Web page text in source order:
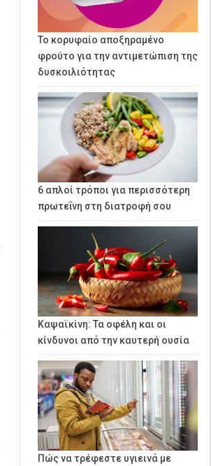
Το κορυφαίο αποξηραμένο
φρούτο για την αντιμετώπιση της
δυσκοιλιότητας
6 απλοί τρόποι για περισσότερη
πρωτεΐνη στη διατροφή σου
Καψαϊκίνη: Τα οφέλη και οι
κίνδυνοι από την καυτερή ουσία
Πώς να τρέφεστε υγιεινά με